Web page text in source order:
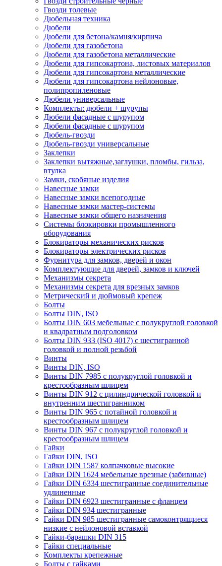
Гвозди толевые
Дюбельная техника
Дюбели
Дюбели для бетона/камня/кирпича
Дюбели для газобетона
Дюбели для газобетона металлические
Дюбели для гипсокартона, листовых материалов
Дюбели для гипсокартона металлические
Дюбели для гипсокартона нейлоновые,
полипропиленовые
Дюбели универсальные
Комплекты: дюбели + шурупы
Дюбели фасадные с шурупом
Дюбели фасадные с шурупом
Дюбель-гвозди
Дюбель-гвозди универсальные
Заклепки
Заклепки вытяжные,заглушки, пломбы, гильза,
втулка
Замки, скобяные изделия
Навесные замки
Навесные замки всепогодные
Навесные замки мастер-системы
Навесные замки общего назначения
Системы блокировки промышленного
оборудования
Блокираторы механических рисков
Блокираторы электрических рисков
Фурнитура для замков, дверей и окон
Комплектующие для дверей, замков и ключей
Механизмы секрета
Механизмы секрета для врезных замков
Метрический и дюймовый крепеж
Болты
Болты DIN, ISO
Болты DIN 603 мебельные с полукруглой головкой
и квадратным подголовком
Болты DIN 933 (ISO 4017) с шестигранной
головкой и полной резьбой
Винты
Винты DIN, ISO
Винты DIN 7985 с полукруглой головкой и
крестообразным шлицем
Винты DIN 912 с цилиндрической головкой и
внутренним шестигранником
Винты DIN 965 с потайной головкой и
крестообразным шлицем
Винты DIN 967 с полукруглой головкой и
крестообразным шлицем
Гайки
Гайки DIN, ISO
Гайки DIN 1587 колпачковые высокие
Гайки DIN 1624 мебельные врезные (забивные)
Гайки DIN 6334 шестигранные соединительные
удлиненные
Гайки DIN 6923 шестигранные с фланцем
Гайки DIN 934 шестигранные
Гайки DIN 985 шестигранные самоконтрящиеся
низкие с нейлоновой вставкой
Гайки-барашки DIN 315
Гайки специальные
Комплекты крепежные
Болты с гайками